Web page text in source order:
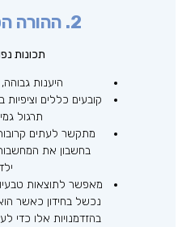
2. ההורה הסמכותי
תכונות
היענות
קובעים כללים
תרגול
מתקשר לעתים
בחשבון את
מאפשר לתוצאות
נכשל בחידון כאשר
בהזדמנויות אלו כדי